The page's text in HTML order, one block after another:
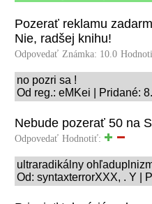
Pozerať reklamu
Nie, radšej knihu!
Odpovedať Známka: 10.0
no pozri sa !
Od reg.: eMKei | Pridané:
Nebude pozerať 50 na
Odpovedať Hodnotiť:
ultraradikálny
Od: syntaxterrorXXX, . Y |